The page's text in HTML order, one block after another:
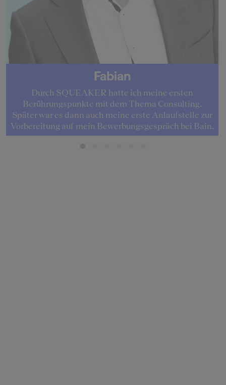
Fabian
Durch SQUEAKER hatte ich meine ersten
Berührungspunkte mit dem Thema Consulting.
Später war es dann auch meine erste Anlaufstelle zur
Vorbereitung auf mein Bewerbungsgespräch bei Bain.